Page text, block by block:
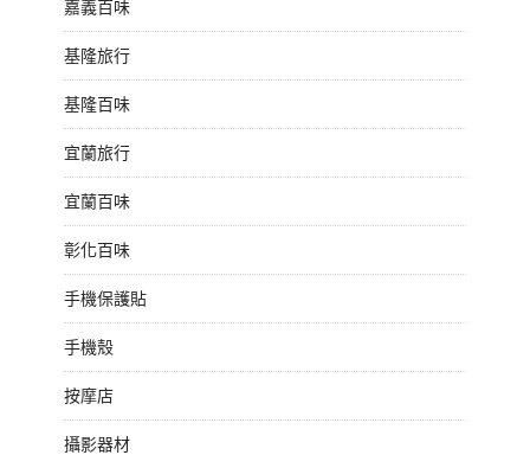
嘉義百味
基隆旅行
基隆百味
宜蘭旅行
宜蘭百味
彰化百味
手機保護貼
手機殼
按摩店
攝影器材